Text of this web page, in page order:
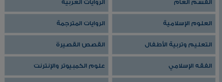
القسم العام الروايات العربية
العلوم الإسلامية الروايات المترجمة
التعليم وتربية الأطفال القصص القصيرة
الفقه الإسلامي علوم الكمبيوتر والإنترنت